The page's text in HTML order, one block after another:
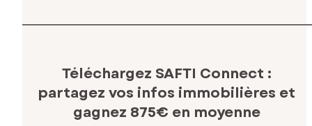
Téléchargez SAFTI Connect :
partagez vos infos immobilières et
gagnez 875€ en moyenne